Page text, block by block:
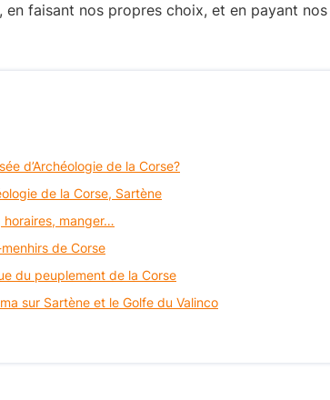
en faisant nos propres choix, et en payant
d’Archéologie de la Corse?
de la Corse, Sartène
horaires, manger…
de Corse
du peuplement de la Corse
sur Sartène et le Golfe du Valinco